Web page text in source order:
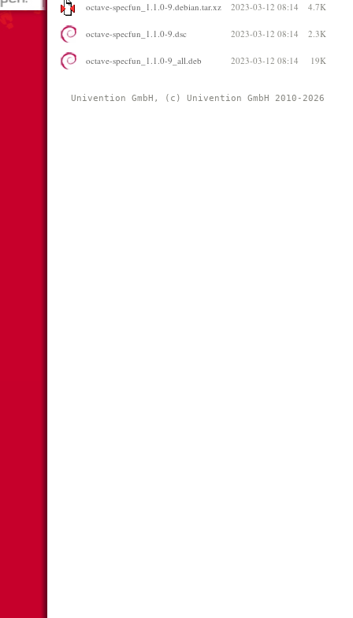
octave-specfun_1.1.0-9.debian.tar.xz 2023-03-12 08:14 4.7K
octave-specfun_1.1.0-9.dsc 2023-03-12 08:14 2.3K
octave-specfun_1.1.0-9_all.deb 2023-03-12 08:14 19K
Univention GmbH, (c) Univention GmbH 2010-2026